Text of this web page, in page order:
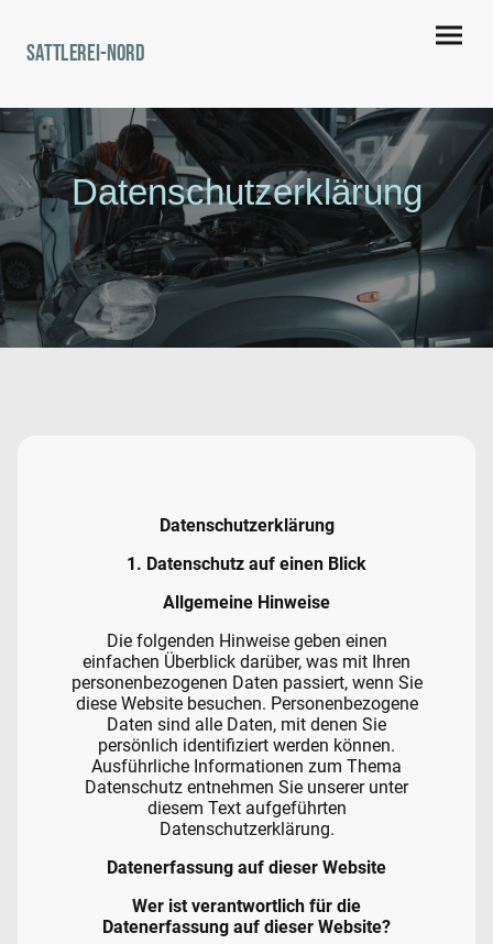
Sattlerei-Nord
Datenschutzerklärung
Datenschutz­erklärung
1. Datenschutz auf einen Blick
Allgemeine Hinweise
Die folgenden Hinweise geben einen
einfachen Überblick darüber, was mit Ihren
personenbezogenen Daten passiert, wenn Sie
diese Website besuchen. Personenbezogene
Daten sind alle Daten, mit denen Sie
persönlich identifiziert werden können.
Ausführliche Informationen zum Thema
Datenschutz entnehmen Sie unserer unter
diesem Text aufgeführten
Datenschutzerklärung.
Datenerfassung auf dieser Website
Wer ist verantwortlich für die
Datenerfassung auf dieser Website?